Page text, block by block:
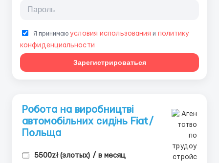
Я принимаюусловия использования и политику
конфиденциальности
Зарегистрироваться
Робота на виробництві
автомобільних сидінь Fiat/
Польща
5500zł (злотых) / в месяц